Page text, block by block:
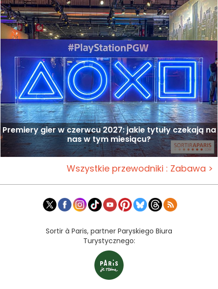
Premiery gier w czerwcu 2027: jakie tytuły czekają na
nas w tym miesiącu?
Wszystkie przewodniki : Zabawa >
Sortir à Paris, partner Paryskiego Biura
Turystycznego: